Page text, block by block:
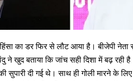
का डर फिर से लौट आया है। बीजेपी
ने खुद बताया कि जांच सही दिशा में बढ़
दी गई थे। साथ ही गोली मारने के लिए